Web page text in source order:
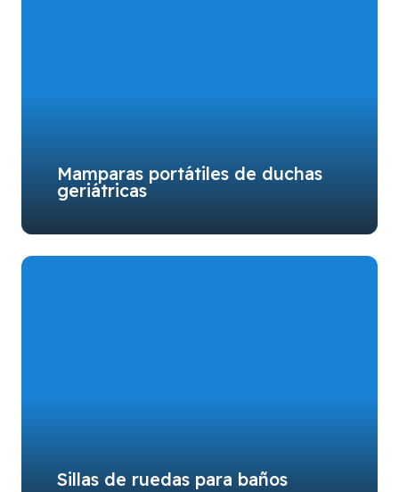
Mamparas portátiles de duchas
geriátricas
Sillas de ruedas para baños